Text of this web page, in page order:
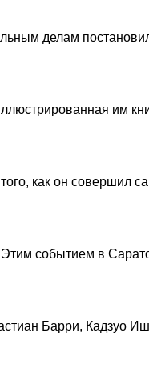
делам
им
как он совершил
событием в
Барри, Кадзуо